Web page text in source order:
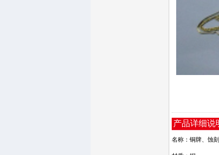
产品详细说
名称：铜牌、蚀